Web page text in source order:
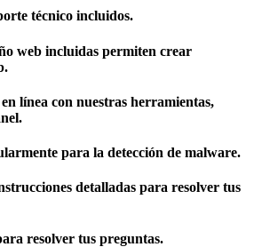
técnico incluidos.
web incluidas permiten crear
línea con nuestras herramientas,
para la detección de malware.
detalladas para resolver tus
resolver tus preguntas.